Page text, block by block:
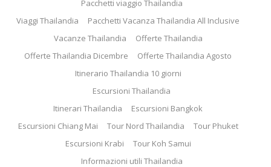
Pacchetti viaggio Thailandia
Viaggi Thailandia
Pacchetti Vacanza Thailandia All Inclusive
Vacanze Thailandia
Offerte Thailandia
Offerte Thailandia Dicembre
Offerte Thailandia Agosto
Itinerario Thailandia 10 giorni
Escursioni Thailandia
Itinerari Thailandia
Escursioni Bangkok
Escursioni Chiang Mai
Tour Nord Thailandia
Tour Phuket
Escursioni Krabi
Tour Koh Samui
Informazioni utili Thailandia